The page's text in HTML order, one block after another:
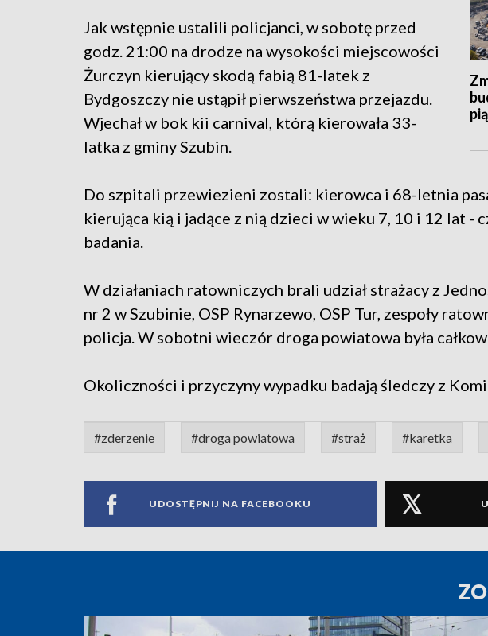
Jak wstępnie ustalili policjanci, w sobotę przed
godz. 21:00 na drodze na wysokości miejscowości
Żurczyn kierujący skodą fabią 81-latek z
Bydgoszczy nie ustąpił pierwszeństwa przejazdu.
Wjechał w bok kii carnival, którą kierowała 33-
latka z gminy Szubin.
Do szpitali przewiezieni zostali: kierowca i 68-letnia
kierująca kią i jadące z nią dzieci w wieku 7, 10 i 12 lat -
badania.
W działaniach ratowniczych brali udział strażacy z
nr 2 w Szubinie, OSP Rynarzewo, OSP Tur, zespoły
policja. W sobotni wieczór droga powiatowa była
Okoliczności i przyczyny wypadku badają śledczy z
#zderzenie #droga powiatowa #straż #karetka
UDOSTĘPNIJ NA FACEBOOKU